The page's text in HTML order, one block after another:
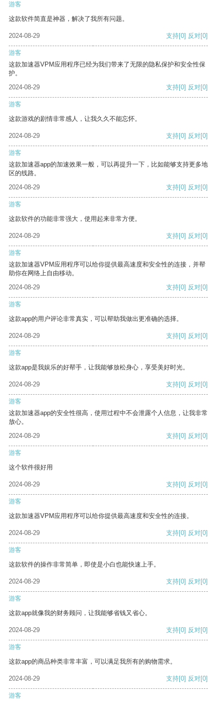
游客
这款软件简直是神器，解决了我所有问题。
2024-08-29 支持[0] 反对[0]
游客
这款加速器VPM应用程序已经为我们带来了无限的隐私保护和安全性保
护。
2024-08-29
支持[0] 反对[0]
游客
这款游戏的剧情非常感人，让我久久不能忘怀。
2024-08-29 支持[0] 反对[0]
游客
这款加速器app的加速效果一般，可以再提升一下，比如能够支持更多地
区的线路。
2024-08-29
支持[0] 反对[0]
游客
这款软件的功能非常强大，使用起来非常方便。
2024-08-29 支持[0] 反对[0]
游客
这款加速器VPM应用程序可以给你提供最高速度和安全性的连接，并帮
助你在网络上自由移动。
2024-08-29
支持[0] 反对[0]
游客
这款app的用户评论非常真实，可以帮助我做出更准确的选择。
2024-08-29 支持[0] 反对[0]
游客
这款app是我娱乐的好帮手，让我能够放松身心，享受美好时光。
2024-08-29 支持[0] 反对[0]
游客
这款加速器app的安全性很高，使用过程中不会泄露个人信息，让我非常
放心。
2024-08-29
支持[0] 反对[0]
游客
这个软件很好用
2024-08-29 支持[0] 反对[0]
游客
这款加速器VPM应用程序可以给你提供最高速度和安全性的连接。
2024-08-29 支持[0] 反对[0]
游客
这款软件的操作非常简单，即使是小白也能快速上手。
2024-08-29 支持[0] 反对[0]
游客
这款app就像我的财务顾问，让我能够省钱又省心。
2024-08-29 支持[0] 反对[0]
游客
这款app的商品种类非常丰富，可以满足我所有的购物需求。
2024-08-29 支持[0] 反对[0]
游客